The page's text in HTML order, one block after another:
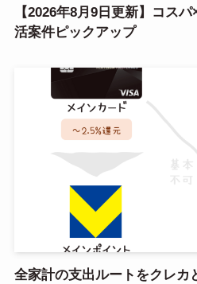
【2026年8月9日更新】コス
活案件ピックアップ
全家計の支出ルートをクレカ